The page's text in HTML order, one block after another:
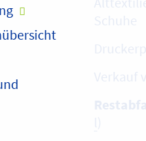
Schuhe
Verkauf
l)